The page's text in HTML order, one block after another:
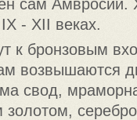
сам Амвросий.
- XII веках.
к бронзовым
возвышаются
свод,